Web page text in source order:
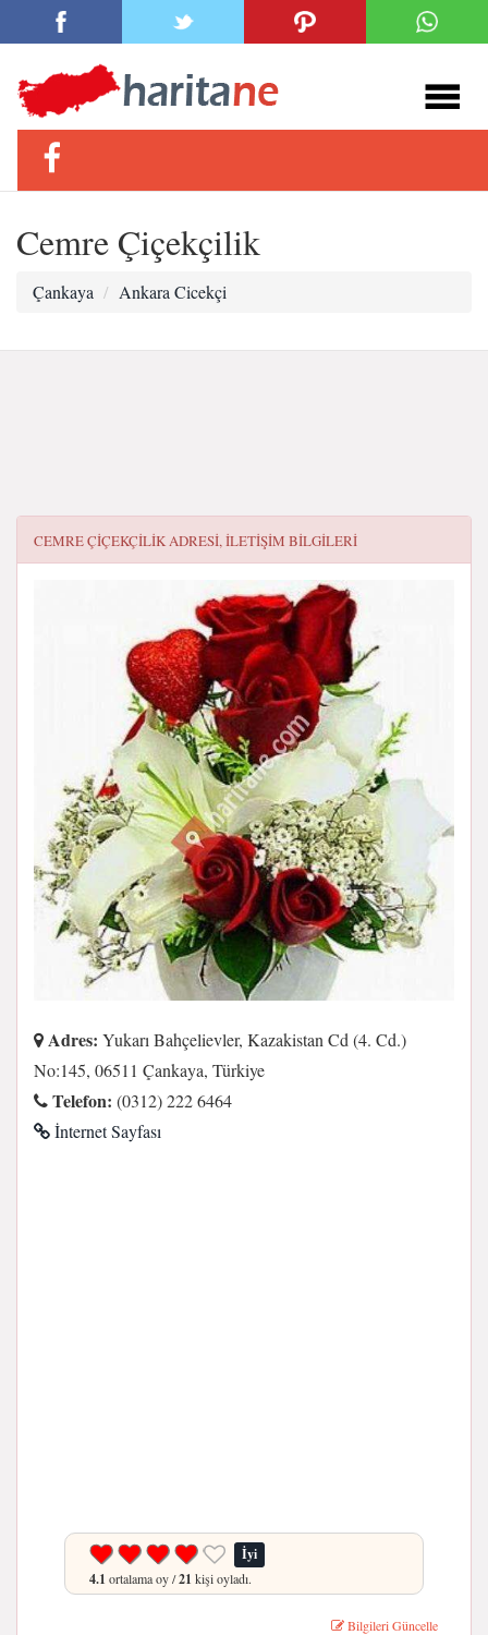
Cemre Çiçekçilik
Çankaya Ankara Cicekçi
CEMRE ÇIÇEKÇILIKADRESI, ILETIŞIM BILGILERI
Adres: Yukarı Bahçelievler, Kazakistan Cd (4. Cd.)
No:145, 06511 Çankaya, Türkiye
Telefon: (0312) 222 6464
İnternet Sayfası
İyi
4.1 ortalama oy /21 kişi oyladı.
Bilgileri Güncelle